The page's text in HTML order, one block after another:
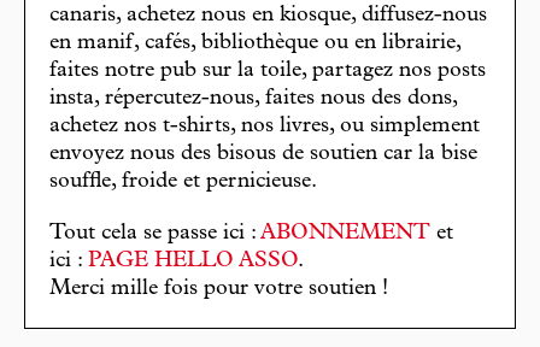
canaris, achetez nous en kiosque, diffusez-nous
en manif, cafés, bibliothèque ou en librairie,
faites notre pub sur la toile, partagez nos posts
insta, répercutez-nous, faites nous des dons,
achetez nos t-shirts, nos livres, ou simplement
envoyez nous des bisous de soutien car la bise
souffle, froide et pernicieuse.
Tout cela se passe ici : ABONNEMENT et
ici : PAGE HELLO ASSO.
Merci mille fois pour votre soutien !